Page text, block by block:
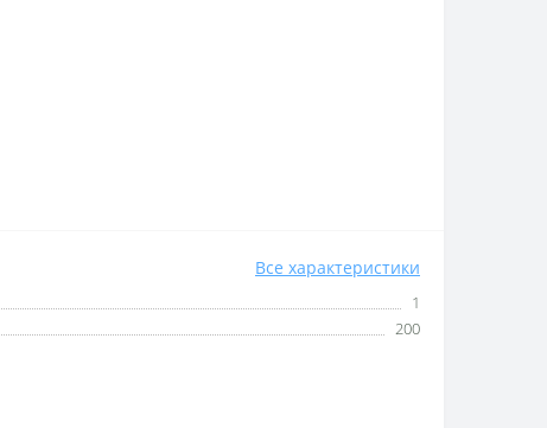
Все характеристики
1
200